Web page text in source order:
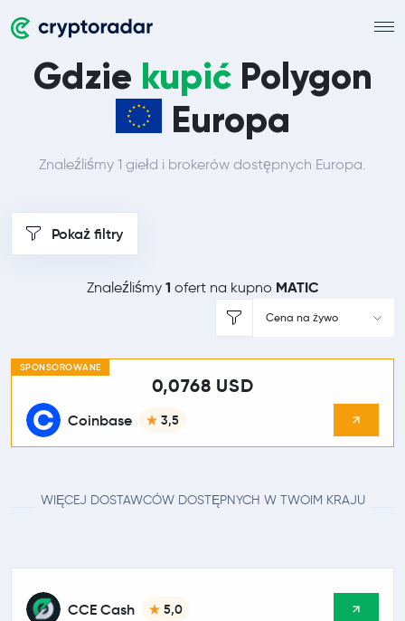
Gdzie kupićPolygon
Europa
Znaleźliśmy 1 giełd i brokerów dostępnych Europa.
Pokaż filtry
Znaleźliśmy 1 ofert na kupno MATIC
Cena na żywo
SPONSOROWANE
Coinbase 3,5
0,0768 USD
WIĘCEJ DOSTAWCÓW DOSTĘPNYCH W TWOIM KRAJU
CCE Cash 5,0